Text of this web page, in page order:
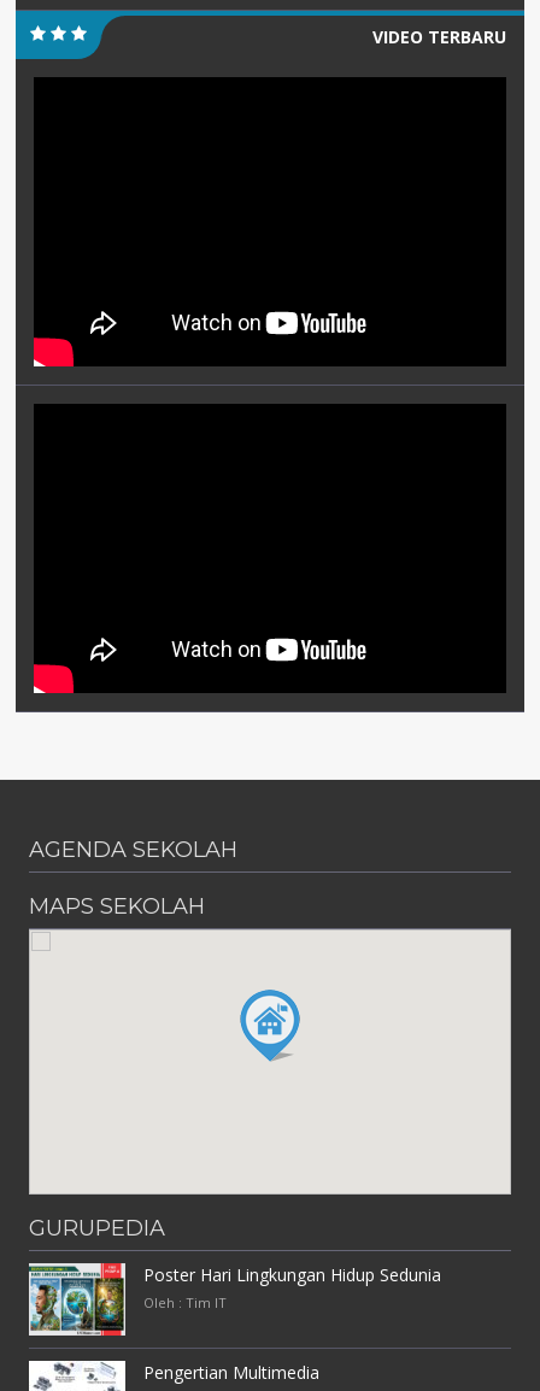
VIDEO TERBARU
AGENDA SEKOLAH
MAPS SEKOLAH
GURUPEDIA
Poster Hari Lingkungan Hidup Sedunia
Oleh : Tim IT
Pengertian Multimedia